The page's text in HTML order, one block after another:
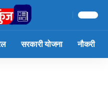
सरकारी योजना नौकरी